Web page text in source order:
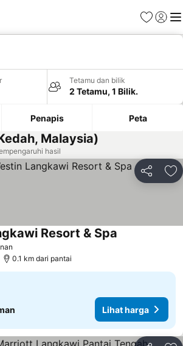
Kegemaran
Daftar
Tetamu dan bilik
2 Tetamu, 1 Bilik.
Penapis Peta
Malaysia)
hasil
Kongsi
Resort & Spa
0.1 km dari pantai
Lihat harga